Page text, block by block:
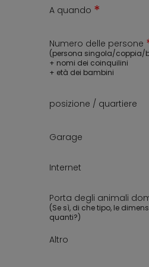
A quando *
Numero delle persone
(persona singola/coppia/
+ nomi dei coinquilini
+ età dei bambini
posizione / quartiere
Garage
Internet
Porta degli animali
(Se sì, di che tipo, le
quanti?)
Altro